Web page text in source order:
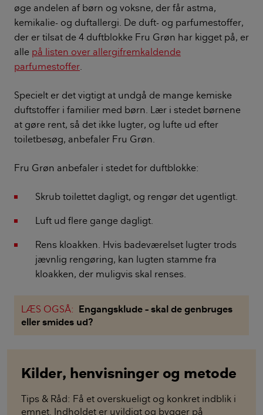
Kilde: Anne Grethe Rasmussen,
www.husarbejde.dk
øge andelen af børn og voksne, der får astma,
kemikalie- og duftallergi. De duft- og parfumestoffer,
der er tilsat de 4 duftblokke Fru Grøn har kigget på, er
alle på listen over allergifremkaldende
parfumestoffer.
Specielt er det vigtigt at undgå de mange kemiske
duftstoffer i familier med børn. Lær i stedet børnene
at gøre rent, så det ikke lugter, og lufte ud efter
toiletbesøg, anbefaler Fru Grøn.
Fru Grøn anbefaler i stedet for duftblokke:
Skrub toilettet dagligt, og rengør det ugentligt.
Luft ud flere gange dagligt.
Rens kloakken. Hvis badeværelset lugter trods
jævnlig rengøring, kan lugten stamme fra
kloakken, der muligvis skal renses.
LÆS OGSÅ: Engangsklude – skal de genbruges
eller smides ud?
Kilder, henvisninger og metode
Tips & Råd: Få et overskueligt og konkret indblik i
emnet. Indholdet er uvildigt og bygger på